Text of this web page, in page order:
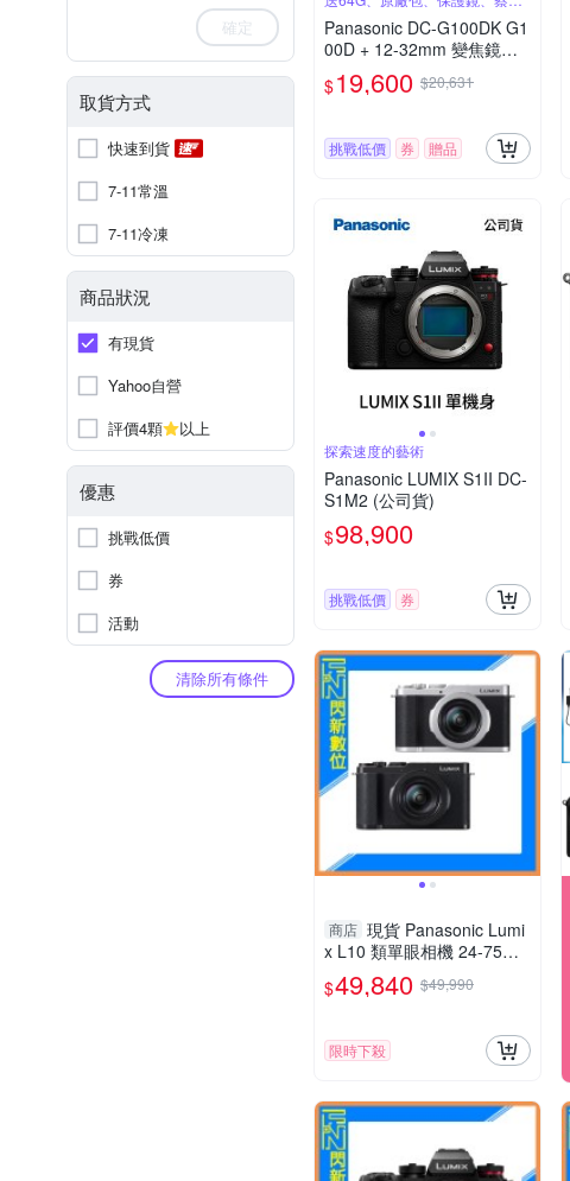
確定
取貨方式
快速到貨
7-11常溫
7-11冷凍
商品狀況
有現貨
Yahoo自營
評價4顆
以上
優惠
挑戰低價
券
活動
清除所有條件
噴罐
Panasonic DC-G100DK G1
00D + 12-32mm 變焦鏡組
公司貨
$19,600 $20,631
挑戰低價 券 贈品
探索速度的藝術
Panasonic LUMIX S1II DC-
S1M2 (公司貨)
$98,900
挑戰低價 券
商店 現貨 Panasonic Lumi
x L10 類單眼相機 24-75mm
(DC-L10,公司貨)
$49,840 $49,990
限時下殺